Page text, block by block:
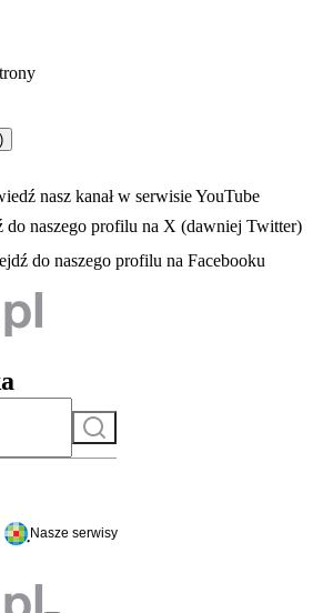
otwiera się w nowej karcie
nasz kanał w serwisie YouTube
nowej karcie
do naszego profilu na X (dawniej Twitter)
- otwiera się w nowej karcie
do naszego profilu na Facebooku
Szukaj
do serwisu
Nasze serwisy